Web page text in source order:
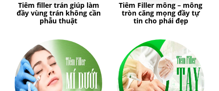
Tiêm filler trán giúp làm
đầy vùng trán không cần
phẫu thuật
Tiêm Filler mông – mông
tròn căng mọng đầy tự
tin cho phái đẹp